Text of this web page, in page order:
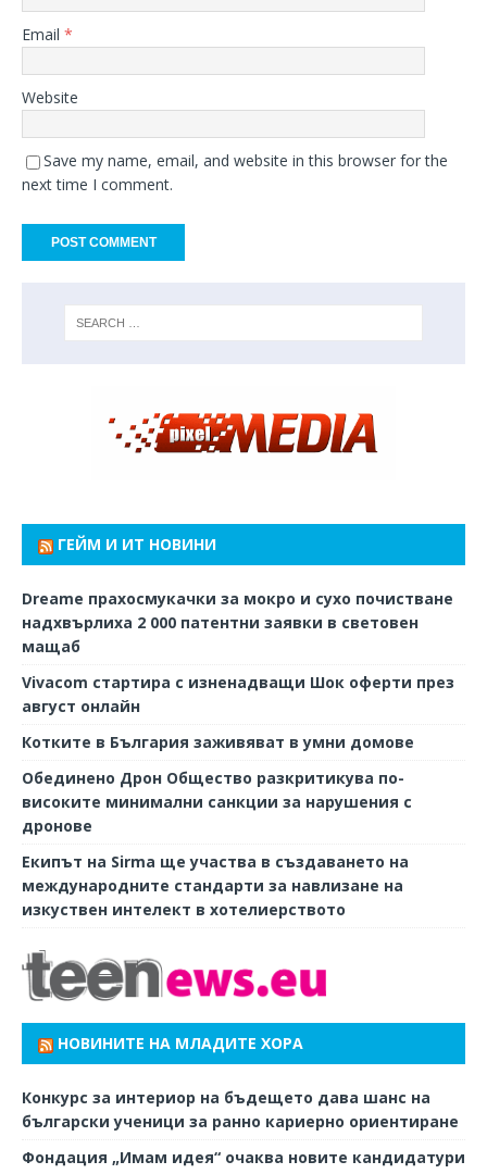
Email *
Website
Save my name, email, and website in this browser for the
next time I comment.
ГЕЙМ И ИТ НОВИНИ
Dreame прахосмукачки за мокро и сухо почистване
надхвърлиха 2 000 патентни заявки в световен
мащаб
Vivacom стартира с изненадващи Шок оферти през
август онлайн
Котките в България заживяват в умни домове
Обединено Дрон Общество разкритикува по-
високите минимални санкции за нарушения с
дронове
Екипът на Sirma ще участва в създаването на
международните стандарти за навлизане на
изкуствен интелект в хотелиерството
НОВИНИТЕ НА МЛАДИТЕ ХОРА
Конкурс за интериор на бъдещето дава шанс на
български ученици за ранно кариерно ориентиране
Фондация „Имам идея“ очаква новите кандидатури